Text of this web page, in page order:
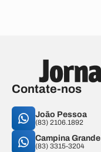
Contate-nos
João Pessoa
(83) 2106.1892
Campina Grande
(83) 3315-3204